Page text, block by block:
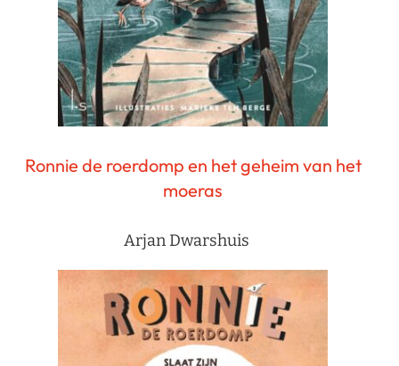
Ronnie de roerdomp en het geheim van het
moeras
Arjan Dwarshuis